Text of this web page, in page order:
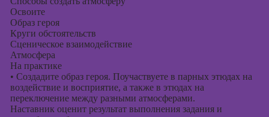
Освоите
Образ героя
Круги обстоятельств
Сценическое взаимодействие
Атмосфера
На практике
• Создадите образ героя. Поучаствуете в парных этюдах на
воздействие и восприятие, а также в этюдах на
переключение между разными атмосферами.
Наставник оценит результат выполнения задания и